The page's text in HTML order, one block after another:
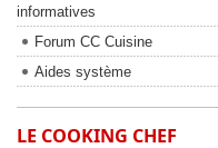
informatives
Forum CC Cuisine
Aides système
LE COOKING CHEF